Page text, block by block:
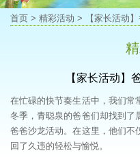
首页 > 精彩活动 > 【家长活动
【家长活动】
在忙碌的快节奏生活中，我们常
冬季，青聪泉的爸爸们却找到
爸爸沙龙活动。在这里，他们不
回了久违的轻松与愉悦。